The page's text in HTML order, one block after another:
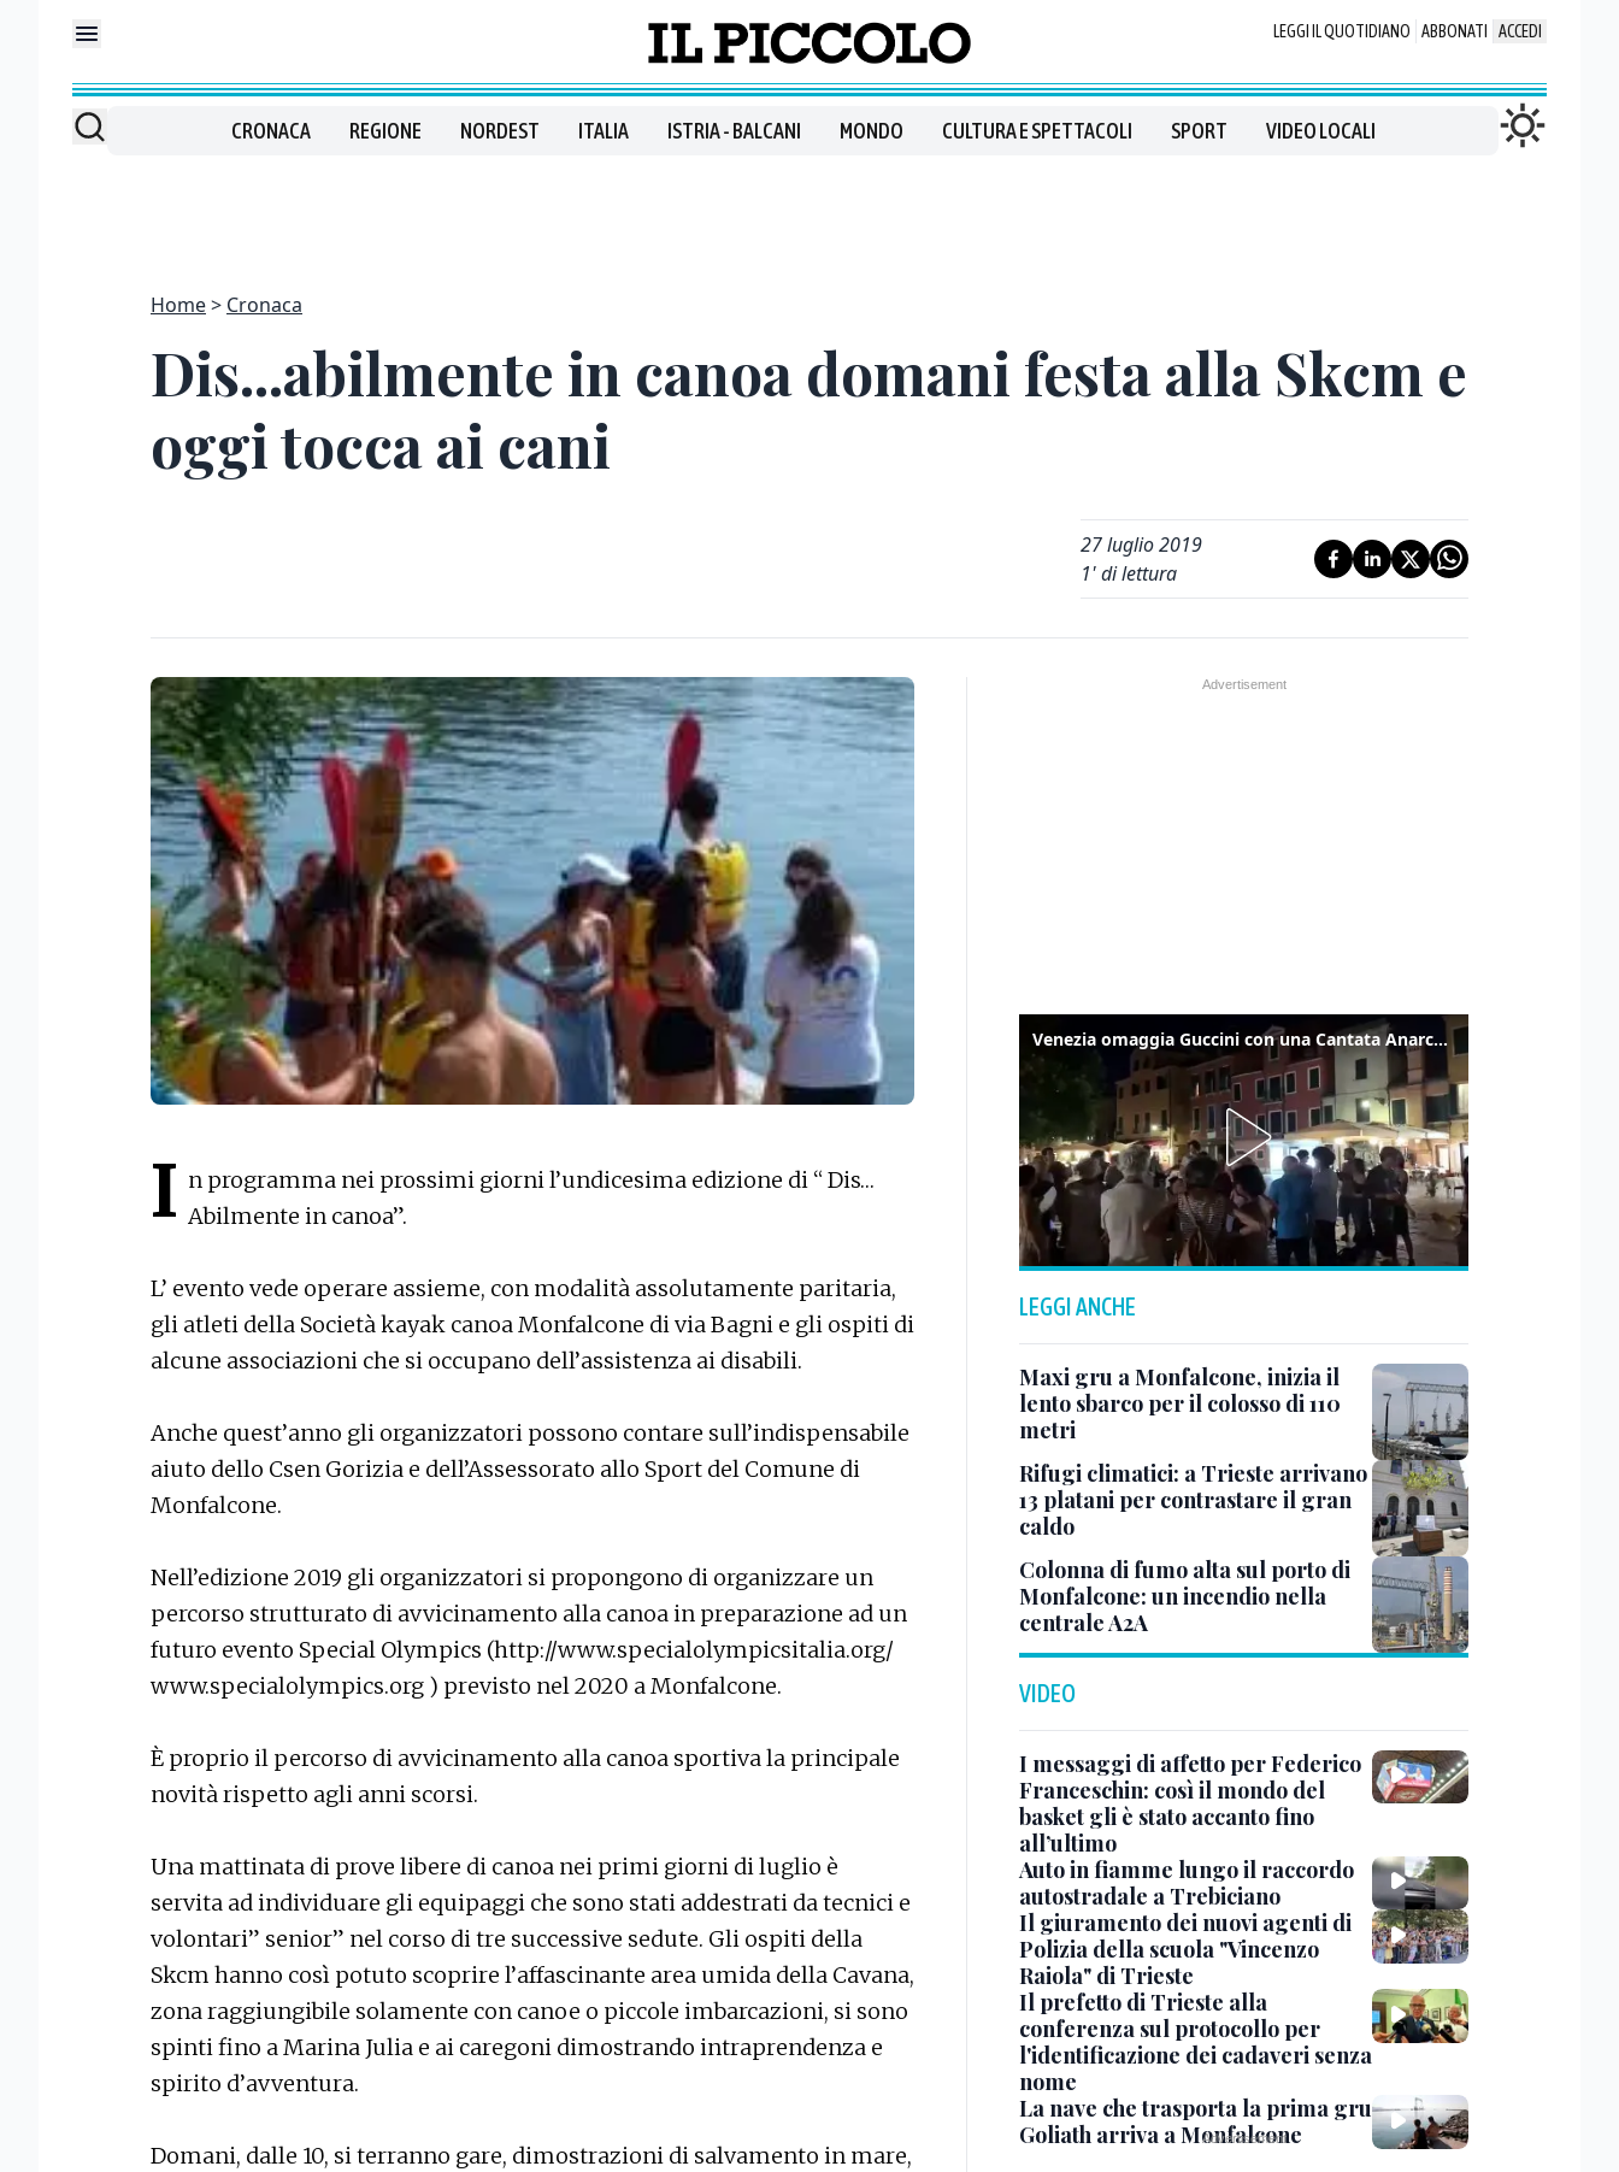
LEGGI IL QUOTIDIANO ABBONATI ACCEDI
CRONACA REGIONE NORDEST ITALIA ISTRIA - BALCANI MONDO CULTURA E SPETTACOLI SPORT VIDEO LOCALI
Home Cronaca
Dis...abilmente in canoa domani festa alla Skcm e
oggi tocca ai cani
27 luglio 2019
1' di lettura
I n programma nei prossimi giorni l’undicesima edizione di “ Dis…
Abilmente in canoa”.
L’ evento vede operare assieme, con modalità assolutamente paritaria,
gli atleti della Società kayak canoa Monfalcone di via Bagni e gli ospiti di
alcune associazioni che si occupano dell’assistenza ai disabili.
Anche quest’anno gli organizzatori possono contare sull’indispensabile
aiuto dello Csen Gorizia e dell’Assessorato allo Sport del Comune di
Monfalcone.
Nell’edizione 2019 gli organizzatori si propongono di organizzare un
percorso strutturato di avvicinamento alla canoa in preparazione ad un
futuro evento Special Olympics (http://www.specialolympicsitalia.org/
www.specialolympics.org ) previsto nel 2020 a Monfalcone.
È proprio il percorso di avvicinamento alla canoa sportiva la principale
novità rispetto agli anni scorsi.
Una mattinata di prove libere di canoa nei primi giorni di luglio è
servita ad individuare gli equipaggi che sono stati addestrati da tecnici e
volontari” senior” nel corso di tre successive sedute. Gli ospiti della
Skcm hanno così potuto scoprire l’affascinante area umida della Cavana,
zona raggiungibile solamente con canoe o piccole imbarcazioni, si sono
spinti fino a Marina Julia e ai caregoni dimostrando intraprendenza e
spirito d’avventura.
Domani, dalle 10, si terranno gare, dimostrazioni di salvamento in mare,
Venezia omaggia Guccini con una Cantata Anarchica in campo Santa Margherita
LEGGI ANCHE
Maxi gru a Monfalcone, inizia il
lento sbarco per il colosso di 110
metri
Rifugi climatici: a Trieste arrivano
13 platani per contrastare il gran
caldo
Colonna di fumo alta sul porto di
Monfalcone: un incendio nella
centrale A2A
VIDEO
I messaggi di affetto per Federico
Franceschin: così il mondo del
basket gli è stato accanto fino
all’ultimo
Auto in fiamme lungo il raccordo
autostradale a Trebiciano
Il giuramento dei nuovi agenti di
Polizia della scuola "Vincenzo
Raiola" di Trieste
Il prefetto di Trieste alla
conferenza sul protocollo per
l'identificazione dei cadaveri senza
nome
La nave che trasporta la prima gru
Goliath arriva a Monfalcone